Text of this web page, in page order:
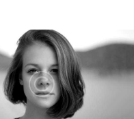
STEIL!